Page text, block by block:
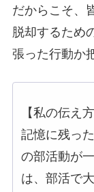
だからこそ、
脱却するため
張った行動か
【私の伝え方
記憶に残っ
の部活動が
は、部活で